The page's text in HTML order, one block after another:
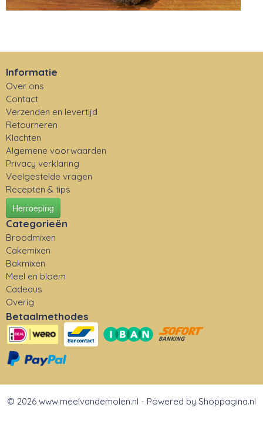
Informatie
Over ons
Contact
Verzenden en levertijd
Retourneren
Klachten
Algemene voorwaarden
Privacy verklaring
Veelgestelde vragen
Recepten & tips
Herroeping
Categorieën
Broodmixen
Cakemixen
Bakmixen
Meel en bloem
Cadeaus
Overig
Betaalmethodes
© 2026 www.meelvandemolen.nl - Powered by Shoppagina.nl